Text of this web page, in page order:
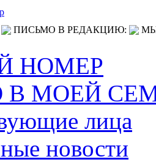
ПИСЬМО В РЕДАКЦИЮ:
НОМЕР
В МОЕЙ
лица
новости